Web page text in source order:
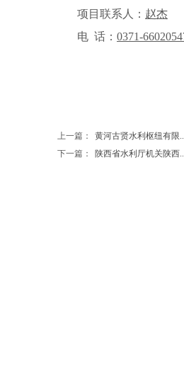
项目联系人： 赵杰
电 话： 0371-
2025年
上一篇：
黄河古贤水利枢纽有限
下一篇：
陕西省水利厅机关陕西